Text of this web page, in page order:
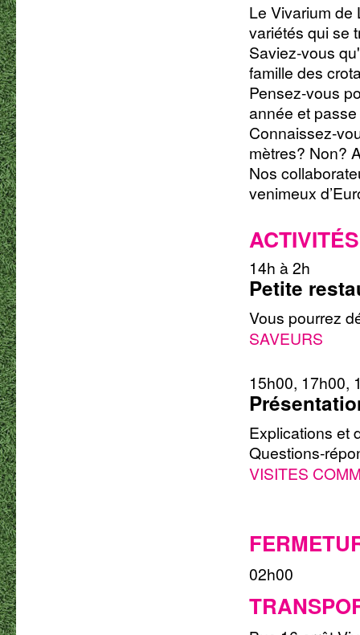
Le Vivarium
variétés qui se
Saviez-vous
famille des
Pensez-vous
année et
Connaissez-
mètres? Non?
Nos
venimeux
ACTIVITÉS
14h à 2h
Petite
Vous pourrez
SAVEURS
15h00, 17h00,
Explications et
Questions-
VISITES
02h00